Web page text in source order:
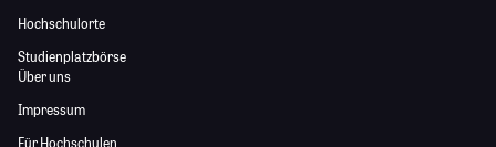
Hochschulorte
Studienplatzbörse
Über uns
Impressum
Für Hochschulen